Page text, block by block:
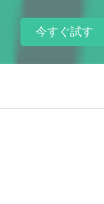
今すぐ試す